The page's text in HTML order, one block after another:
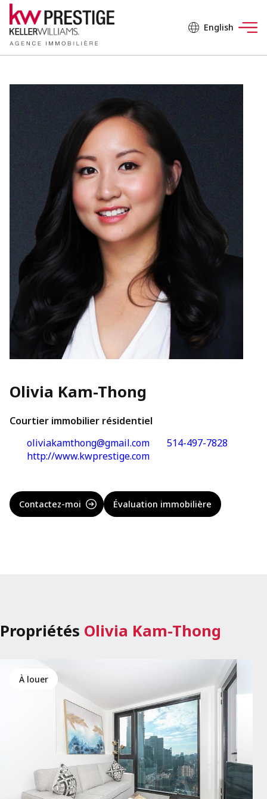
English
Olivia Kam-Thong
Courtier immobilier résidentiel
oliviakamthong@gmail.com
514-497-7828
http://www.kwprestige.com
Contactez-moi Évaluation immobilière
Propriétés Olivia Kam-Thong
à louer